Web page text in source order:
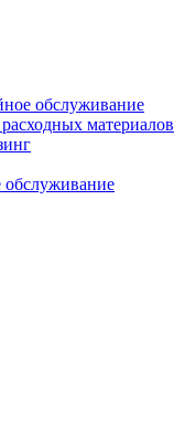
обслуживание
материалов
обслуживание